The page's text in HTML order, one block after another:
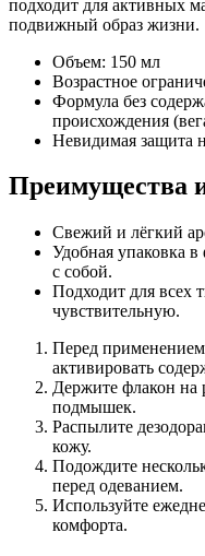
подходит для активных
подвижный образ жизни.
Объем: 150 мл
Возрастное
Формула без
происхождения
Невидимая защита
Преимущества
Свежий и лёгкий
Удобная упаковка в
с собой.
Подходит для всех
чувствительную.
Перед
активировать
Держите флакон на
подмышек.
Распылите
кожу.
Подождите
перед одеванием.
Используйте
комфорта.